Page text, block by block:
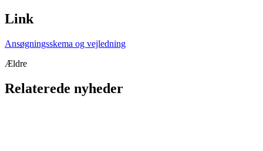
Link
Ansøgningsskema og vejledning
Ældre
Relaterede nyheder